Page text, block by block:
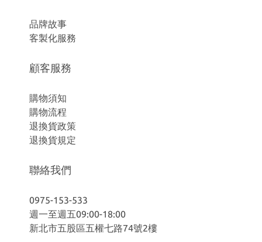
品牌故事
客製化服務
顧客服務
購物須知
購物流程
退換貨政策
退換貨規定
聯絡我們
0975-153-533
週一至週五09:00-18:00
新北市五股區五權七路74號2樓